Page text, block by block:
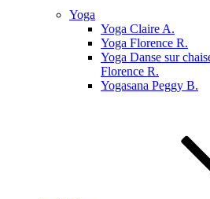
Yoga
Yoga Claire A.
Yoga Florence R.
Yoga Danse sur
Florence R.
Yogasana Peggy B.